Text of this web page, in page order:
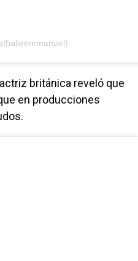
británica reveló que
en producciones